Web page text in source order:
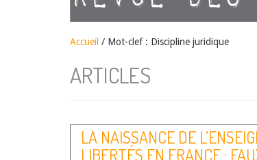
Accueil / Mot-clef : Discipline juridique
ARTICLES
LA NAISSANCE DE
LIBERTÉS EN FRANCE :